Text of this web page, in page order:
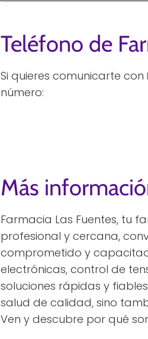
Teléfono de
Si quieres comunicarte con
número:
Más
Farmacia Las Fuentes, tu
profesional y cercana,
comprometido y
electrónicas, control de
soluciones rápidas y
salud de calidad, sino
Ven y descubre por qué